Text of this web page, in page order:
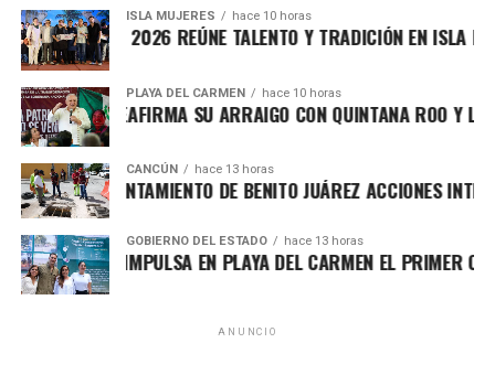
Playa del Carmen y Puerto Morelos.
Como figura fundadora de Morena en Quintana Roo,
Villegas ha respaldado el proyecto de Andrés Manuel
López Obrador desde 2016 y mantiene firme apoyo a la
presidenta Claudia Sheinbaum Pardo. Frente a los
próximos retos, emitió un mensaje netamente conciliador,
asegurando que la región demanda absoluta unidad,
generosidad y altura de miras, alejándose de cualquier
confrontación para lograr consolidar el proyecto estatal.
Fuente: 5to Poder Agencia de Noticias
ISLA MUJERES hace 10 horas
ISLEÑO 2026 REÚNE TALENTO Y TRADICIÓN EN ISLA
PLAYA DEL CARMEN hace 10 horas
MARÍN REAFIRMA SU ARRAIGO CON QUINTANA ROO Y
CANCÚN hace 13 horas
AYUNTAMIENTO DE BENITO JUÁREZ ACCIONES
GOBIERNO DEL ESTADO hace 13 horas
LEZAMA IMPULSA EN PLAYA DEL CARMEN EL PRIMER
ANUNCIO